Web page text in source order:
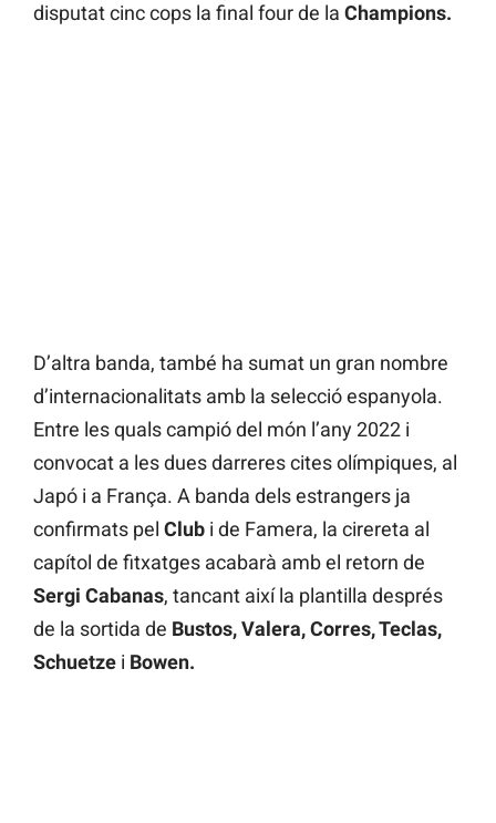
disputat cinc cops la final four de la Champions.
D’altra banda, també ha sumat un gran nombre
d’internacionalitats amb la selecció espanyola.
Entre les quals campió del món l’any 2022 i
convocat a les dues darreres cites olímpiques, al
Japó i a França. A banda dels estrangers ja
confirmats pel Club i de Famera, la cirereta al
capítol de fitxatges acabarà amb el retorn de
Sergi Cabanas, tancant així la plantilla després
de la sortida de Bustos, Valera, Corres, Teclas,
Schuetze i Bowen.